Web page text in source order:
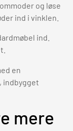
og løse
ind i vinklen.
ind.
mere